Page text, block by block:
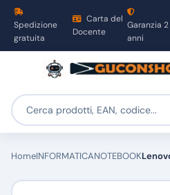
Spedizione
gratuita
Carta del
Docente
Garanzia 2
anni
HomeINFORMATICANOTEBOOK